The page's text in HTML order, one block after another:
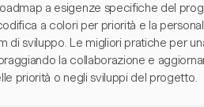
a esigenze specifiche del
a colori per priorità e la
di sviluppo. Le migliori pratiche per
la collaborazione e
priorità o negli sviluppi del progetto.